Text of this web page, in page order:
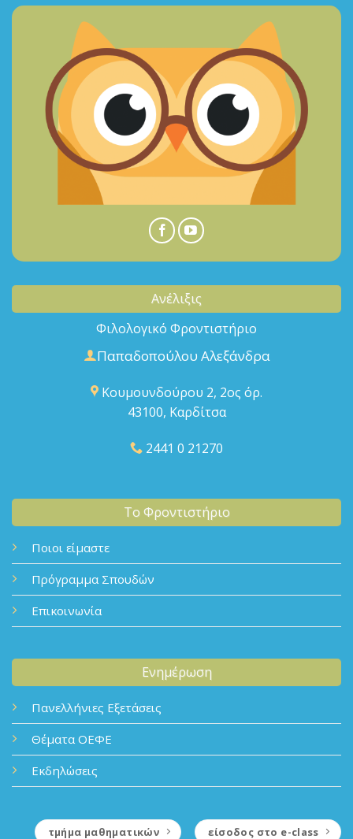
Ανέλιξις
Φιλολογικό Φροντιστήριο
Παπαδοπούλου Αλεξάνδρα
Κουμουνδούρου 2, 2ος όρ.
43100, Καρδίτσα
2441 0 21270
Το Φροντιστήριο
Ποιοι είμαστε
Πρόγραμμα Σπουδών
Επικοινωνία
Ενημέρωση
Πανελλήνιες Εξετάσεις
Θέματα ΟΕΦΕ
Εκδηλώσεις
τμήμα μαθηματικών είσοδος στο e-class